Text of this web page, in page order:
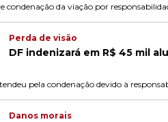
condenação da viação por
Perda de visão
DF indenizará em R$ 45 mil
pela condenação devido à
Danos morais